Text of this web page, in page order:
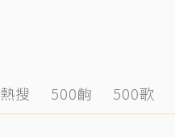
熱搜 500齣 500歌